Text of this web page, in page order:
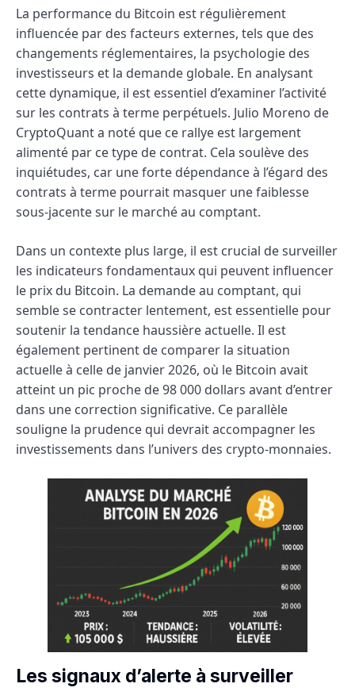
La performance du Bitcoin est régulièrement
influencée par des facteurs externes, tels que des
changements réglementaires, la psychologie des
investisseurs et la demande globale. En analysant
cette dynamique, il est essentiel d’examiner l’activité
sur les contrats à terme perpétuels. Julio Moreno de
CryptoQuant a noté que ce rallye est largement
alimenté par ce type de contrat. Cela soulève des
inquiétudes, car une forte dépendance à l’égard des
contrats à terme pourrait masquer une faiblesse
sous-jacente sur le marché au comptant.
Dans un contexte plus large, il est crucial de surveiller
les indicateurs fondamentaux qui peuvent influencer
le prix du Bitcoin. La demande au comptant, qui
semble se contracter lentement, est essentielle pour
soutenir la tendance haussière actuelle. Il est
également pertinent de comparer la situation
actuelle à celle de janvier 2026, où le Bitcoin avait
atteint un pic proche de 98 000 dollars avant d’entrer
dans une correction significative. Ce parallèle
souligne la prudence qui devrait accompagner les
investissements dans l’univers des crypto-monnaies.
Les signaux d’alerte à surveiller